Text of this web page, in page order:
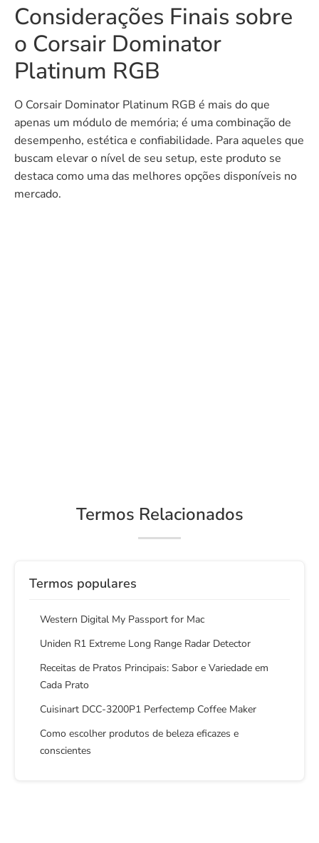
Considerações Finais sobre
o Corsair Dominator
Platinum RGB
O Corsair Dominator Platinum RGB é mais do que
apenas um módulo de memória; é uma combinação de
desempenho, estética e confiabilidade. Para aqueles que
buscam elevar o nível de seu setup, este produto se
destaca como uma das melhores opções disponíveis no
mercado.
Termos Relacionados
Termos populares
Western Digital My Passport for Mac
Uniden R1 Extreme Long Range Radar Detector
Receitas de Pratos Principais: Sabor e Variedade em
Cada Prato
Cuisinart DCC-3200P1 Perfectemp Coffee Maker
Como escolher produtos de beleza eficazes e
conscientes